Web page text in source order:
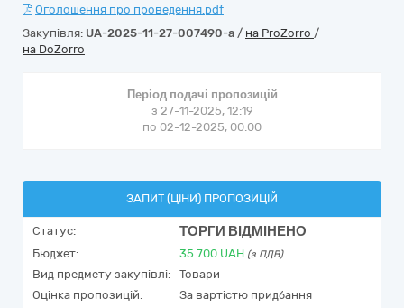
Оголошення про проведення.pdf
Закупівля: UA-2025-11-27-007490-a / на ProZorro /
на DoZorro
Період подачі пропозицій
з 27-11-2025, 12:19
по 02-12-2025, 00:00
ЗАПИТ (ЦІНИ) ПРОПОЗИЦІЙ
Статус: ТОРГИ ВІДМІНЕНО
Бюджет: 35 700 UAH (з ПДВ)
Вид предмету закупівлі:
Товари
Оцінка пропозицій:
За вартістю придбання